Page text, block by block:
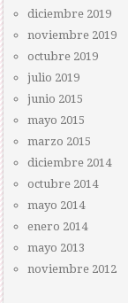
diciembre 2019
noviembre 2019
octubre 2019
julio 2019
junio 2015
mayo 2015
marzo 2015
diciembre 2014
octubre 2014
mayo 2014
enero 2014
mayo 2013
noviembre 2012